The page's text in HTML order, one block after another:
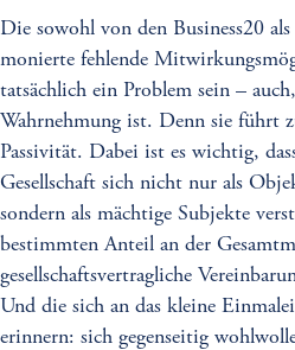
Die sowohl von den Business20
monierte fehlende
tatsächlich ein Problem sein –
Wahrnehmung ist. Denn sie führt
Passivität. Dabei ist es wichtig,
Gesellschaft sich nicht nur als
sondern als mächtige Subjekte
bestimmten Anteil an der
gesellschaftsvertragliche
Und die sich an das kleine
erinnern: sich gegenseitig